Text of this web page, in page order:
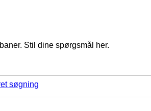
Stil dine spørgsmål her.
søgning